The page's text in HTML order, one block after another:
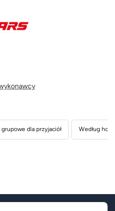
dla przyjaciół Według